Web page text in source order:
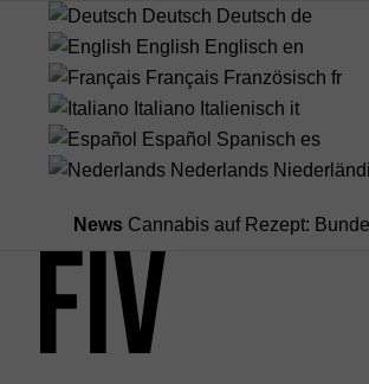
Deutsch Deutsch de
English Englisch en
Français Französisch fr
Italiano Italienisch it
Español Spanisch es
Nederlands
News Cannabis auf Rezept: Bundestag